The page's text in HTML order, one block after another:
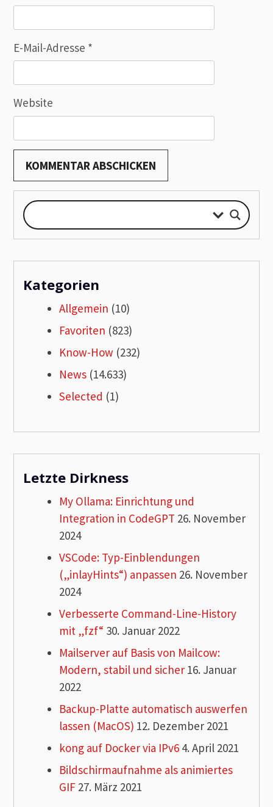
E-Mail-Adresse *
Website
Kategorien
Allgemein (10)
Favoriten (823)
Know-How (232)
News (14.633)
Selected (1)
Letzte Dirkness
My Ollama: Einrichtung und
Integration in CodeGPT 26. November
2024
VSCode: Typ-Einblendungen
(„inlayHints“) anpassen 26. November
2024
Verbesserte Command-Line-History
mit „fzf“ 30. Januar 2022
Mailserver auf Basis von Mailcow:
Modern, stabil und sicher 16. Januar
2022
Backup-Platte automatisch auswerfen
lassen (MacOS) 12. Dezember 2021
kong auf Docker via IPv6 4. April 2021
Bildschirmaufnahme als animiertes
GIF 27. März 2021